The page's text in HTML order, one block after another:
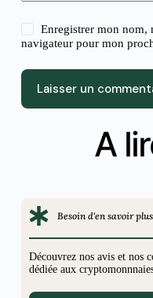
Enregistrer mon nom,
navigateur pour mon
Laisser un
A
Besoin d'en savoir
Découvrez nos avis et nos
dédiée aux